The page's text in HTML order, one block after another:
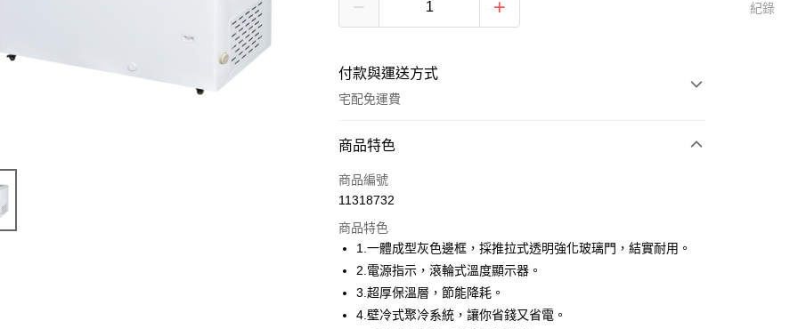
付款與運送方式
宅配免運費
付款方式
信用卡一次付款
Apple Pay
街口支付
悠遊付
商品特色
商品編號
11318732
商品特色
1.一體成型灰色邊框，採推拉式透明強化玻璃門，結實耐用。
2.電源指示，滾輪式溫度顯示器。
3.超厚保溫層，節能降耗。
4.壁冷式聚冷系統，讓你省錢又省電。
紀錄